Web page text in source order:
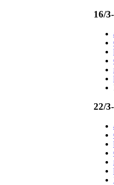
16/
22/